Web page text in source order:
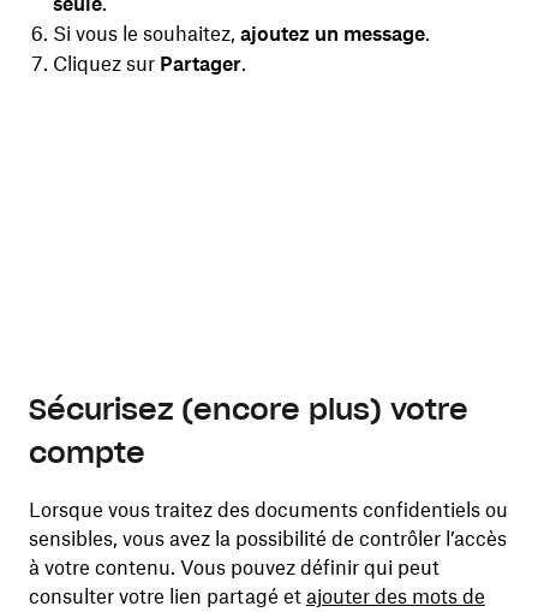
Si vous le souhaitez, ajoutez un message.
Cliquez sur Partager.
Sécurisez (encore plus) votre
compte
Lorsque vous traitez des documents confidentiels ou
sensibles, vous avez la possibilité de contrôler l’accès
à votre contenu. Vous pouvez définir qui peut
consulter votre lien partagé et ajouter des mots de